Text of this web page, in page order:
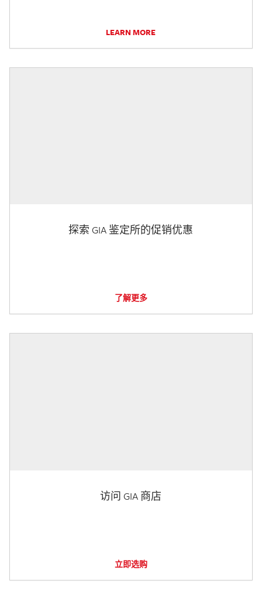
LEARN MORE
探索 GIA 鉴定所的促销优惠
了解更多
访问 GIA 商店
立即选购